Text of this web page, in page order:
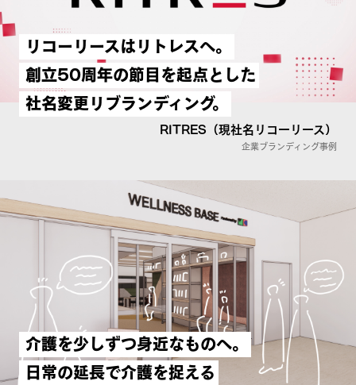
リコーリースはリトレスへ。
創立50周年の節目を起点とした
社名変更リブランディング。
RITRES（現社名リコーリース）
企業ブランディング事例
介護を少しずつ身近なものへ。
日常の延長で介護を捉える